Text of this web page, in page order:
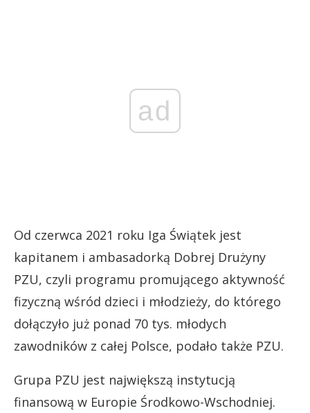
ad
Od czerwca 2021 roku Iga Świątek jest
kapitanem i ambasadorką Dobrej Drużyny
PZU, czyli programu promującego aktywność
fizyczną wśród dzieci i młodzieży, do którego
dołączyło już ponad 70 tys. młodych
zawodników z całej Polsce, podało także PZU.
Grupa PZU jest największą instytucją
finansową w Europie Środkowo-Wschodniej.